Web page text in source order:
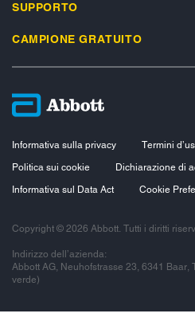
SUPPORTO
CAMPIONE GRATUITO
Informativa sulla privacy Termini
Politica sui cookie
Dichiarazione di
Informativa sul Data Act
Cookie
Copyright © 2026 Abbott. Tutti i diritti
Indirizzo dell’azienda:
Abbott AG, Neuhofstrasse 23, 6341 Baar,
verde)